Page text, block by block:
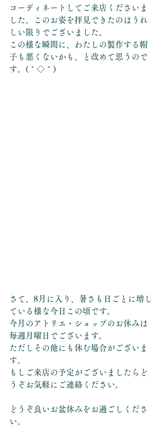
コーディネートしてご来店くださいま
した。このお姿を拝見できたのはうれ
しい限りでございました。
この様な瞬間に、わたしの製作する帽
子も悪くないかも、と改めて思うので
す。(＾◇＾)
さて、8月に入り、暑さも日ごとに増し
ている様な今日この頃です。
今月のアトリエ・ショップのお休みは
毎週月曜日でございます。
ただしその他にも休む場合がございま
す。
もしご来店の予定がございましたらど
うぞお気軽にご連絡ください。
どうぞ良いお盆休みをお過ごしくださ
い。